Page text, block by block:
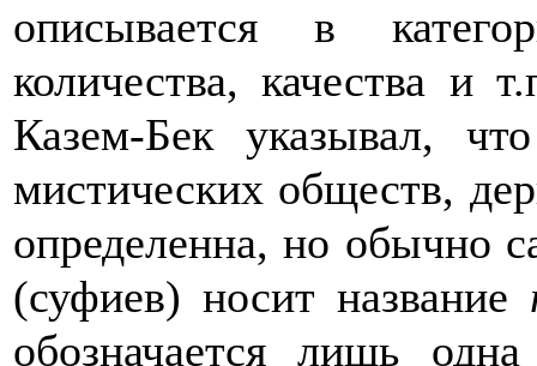
описывается в
количества, качества
Казем-Бек указывал,
мистических обществ,
определенна, но обычно
(суфиев) носит название
обозначается лишь